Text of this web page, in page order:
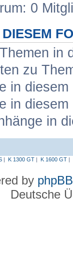
0
in
zu
in
in
in
| K 1300 GT| K 1600 GT|
by phpBB
Deutsche